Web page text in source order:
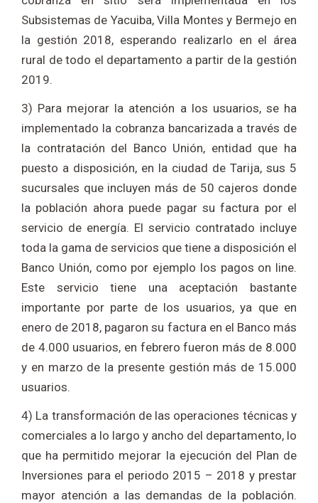
Subsistemas de Yacuiba, Villa Montes y Bermejo en
la gestión 2018, esperando realizarlo en el área
rural de todo el departamento a partir de la gestión
2019.
3) Para mejorar la atención a los usuarios, se ha
implementado la cobranza bancarizada a través de
la contratación del Banco Unión, entidad que ha
puesto a disposición, en la ciudad de Tarija, sus 5
sucursales que incluyen más de 50 cajeros donde
la población ahora puede pagar su factura por el
servicio de energía. El servicio contratado incluye
toda la gama de servicios que tiene a disposición el
Banco Unión, como por ejemplo los pagos on line.
Este servicio tiene una aceptación bastante
importante por parte de los usuarios, ya que en
enero de 2018, pagaron su factura en el Banco más
de 4.000 usuarios, en febrero fueron más de 8.000
y en marzo de la presente gestión más de 15.000
usuarios.
4) La transformación de las operaciones técnicas y
comerciales a lo largo y ancho del departamento, lo
que ha permitido mejorar la ejecución del Plan de
Inversiones para el periodo 2015 – 2018 y prestar
mayor atención a las demandas de la población.